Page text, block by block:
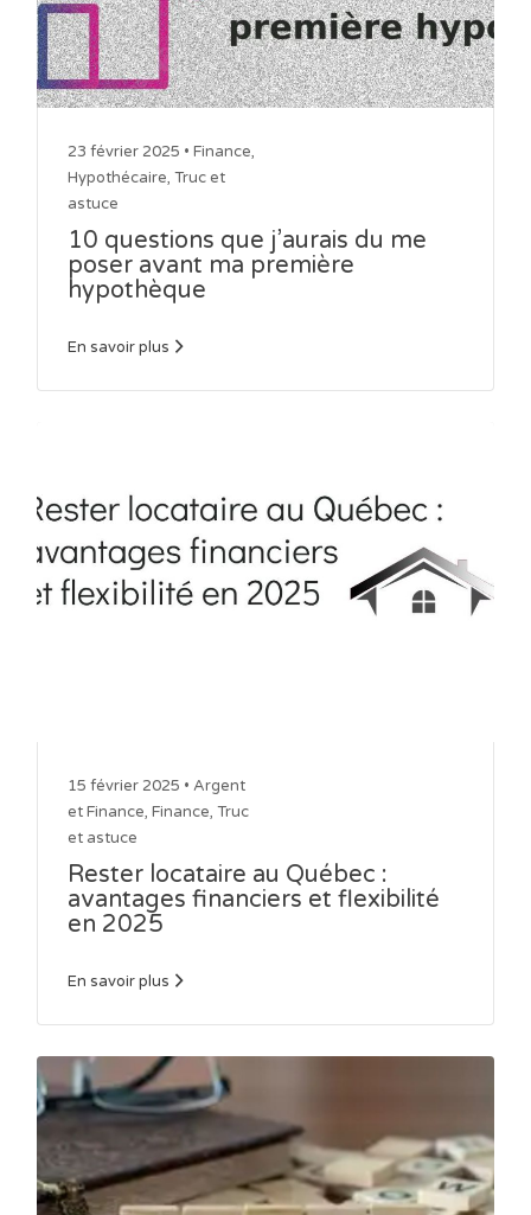
23 février 2025 • Finance,
Hypothécaire, Truc et
astuce
10 questions que j’aurais du me
poser avant ma première
hypothèque
En savoir plus
15 février 2025 • Argent
et Finance, Finance, Truc
et astuce
Rester locataire au Québec :
avantages financiers et flexibilité
en 2025
En savoir plus